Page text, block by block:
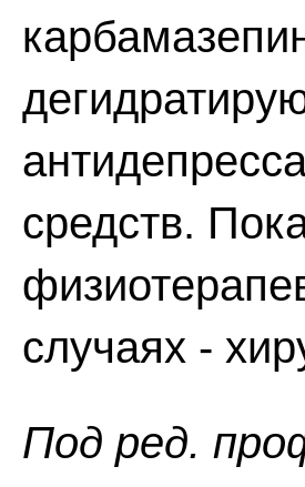
средств.
случаях -
Пoд peд.